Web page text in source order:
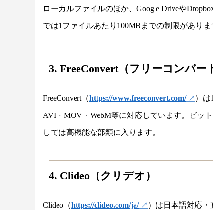
ローカルファイルのほか、Google Driveや
では1ファイルあたり100MBまでの制限がありま
3. FreeConvert（フリーコンバー
FreeConvert（https://www.freeconvert.com/ ）は
AVI・MOV・WebM等に対応しています。ビッ
しては高機能な部類に入ります。
4. Clideo（クリデオ）
Clideo（https://clideo.com/ja/ ）は日本語対応